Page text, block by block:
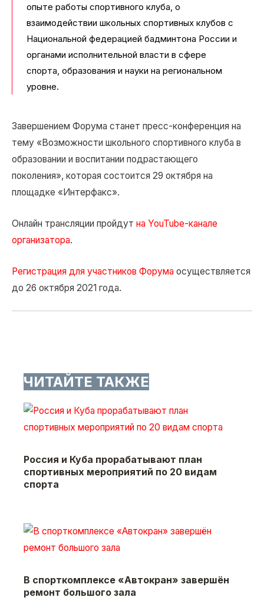
опыте работы спортивного клуба, о
взаимодействии школьных спортивных клубов с
Национальной федерацией бадминтона России и
органами исполнительной власти в сфере
спорта, образования и науки на региональном
уровне.
Завершением Форума станет пресс-конференция на
тему «Возможности школьного спортивного клуба в
образовании и воспитании подрастающего
поколения», которая состоится 29 октября на
площадке «Интерфакс».
Онлайн трансляции пройдутна YouTube-канале
организатора.
Регистрация для участников Форума осуществляется
до 26 октября 2021 года.
ЧИТАЙТЕ ТАКЖЕ
Россия и Куба прорабатывают план
спортивных мероприятий по 20 видам
спорта
В спорткомплексе «Автокран» завершён
ремонт большого зала